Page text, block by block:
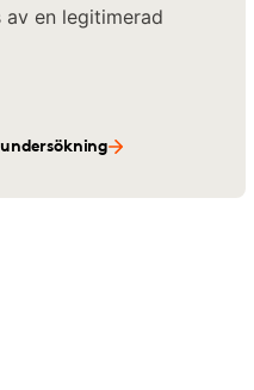
av en legitimerad